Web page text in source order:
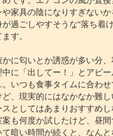
家具の陰になりすぎない
過ごしやすそうな“落ち着
す。
に匂いとか誘惑が多い分
に「出してー！」とアピ
いつも食事タイムに合わ
ど、現実的にはなかなか難
としてはあまりおすすめ
案も何度か試したけど、昼
て暗い時間が続くと、なん